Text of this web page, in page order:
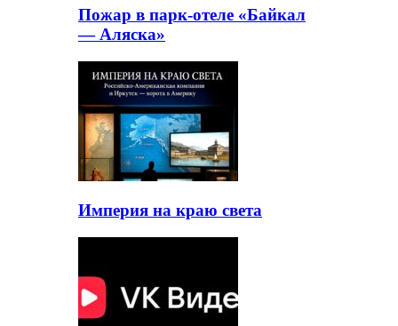
Пожар в парк-отеле «Байкал
— Аляска»
Империя на краю света